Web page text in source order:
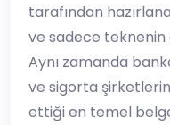
tarafından
ve sadece
Aynı zamanda
ve sigorta
ettiği en temel